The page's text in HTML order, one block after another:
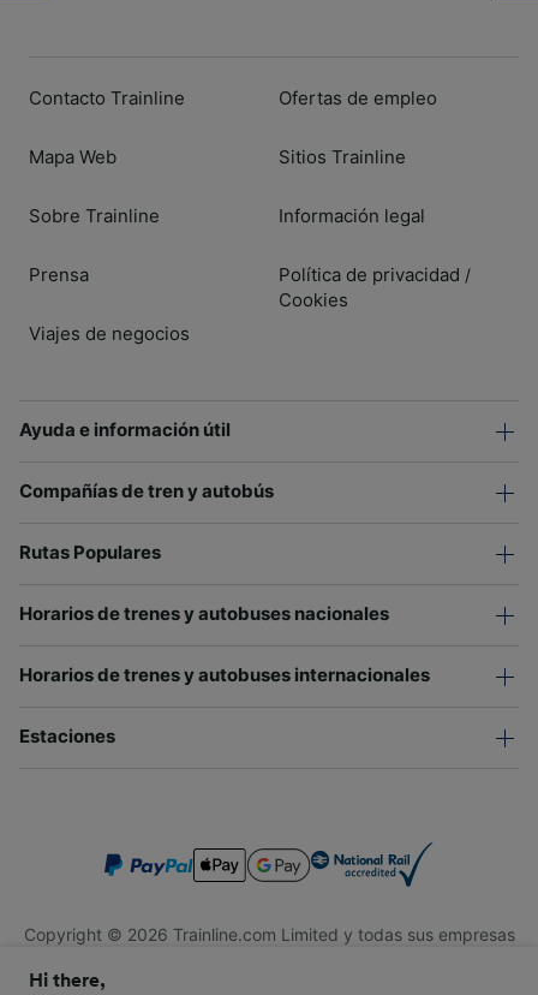
Contacto Trainline
Mapa Web
Sobre Trainline
Prensa
Viajes de negocios
Ofertas de empleo
Sitios Trainline
Información legal
Política de privacidad /
Cookies
Ayuda e información útil
Compañías de tren y autobús
Rutas Populares
Horarios de trenes y autobuses nacionales
Horarios de trenes y autobuses internacionales
Estaciones
Copyright © 2026 Trainline.com Limited y todas sus empresas
Trainline.com Limited está registrada en Inglaterra y Gales.
Hi there,